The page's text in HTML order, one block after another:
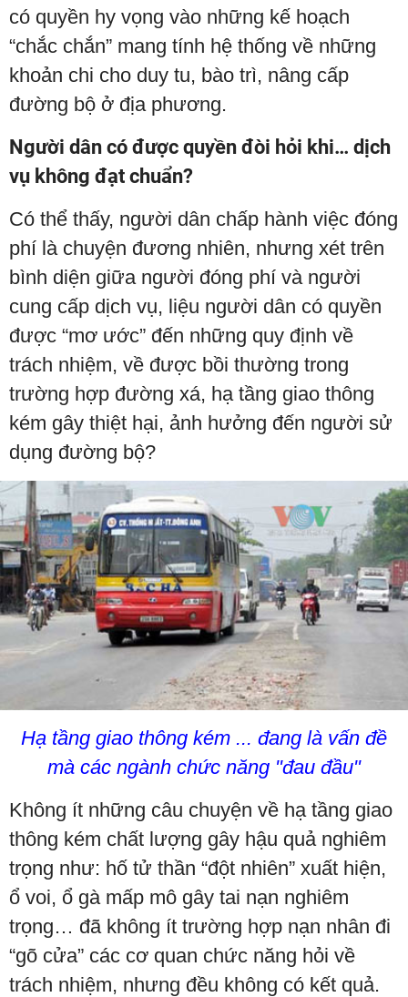
có quyền hy vọng vào những kế hoạch
“chắc chắn” mang tính hệ thống về những
khoản chi cho duy tu, bào trì, nâng cấp
đường bộ ở địa phương.
Người dân có được quyền đòi hỏi khi… dịch
vụ không đạt chuẩn?
Có thể thấy, người dân chấp hành việc đóng
phí là chuyện đương nhiên, nhưng xét trên
bình diện giữa người đóng phí và người
cung cấp dịch vụ, liệu người dân có quyền
được “mơ ước” đến những quy định về
trách nhiệm, về được bồi thường trong
trường hợp đường xá, hạ tầng giao thông
kém gây thiệt hại, ảnh hưởng đến người sử
dụng đường bộ?
Hạ tầng giao thông kém ... đang là vấn đề
mà các ngành chức năng "đau đầu"
Không ít những câu chuyện về hạ tầng giao
thông kém chất lượng gây hậu quả nghiêm
trọng như: hố tử thần “đột nhiên” xuất hiện,
ổ voi, ổ gà mấp mô gây tai nạn nghiêm
trọng… đã không ít trường hợp nạn nhân đi
“gõ cửa” các cơ quan chức năng hỏi về
trách nhiệm, nhưng đều không có kết quả.